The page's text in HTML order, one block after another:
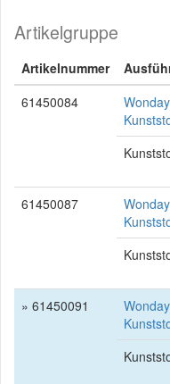
Artikelgruppe
Artikelnummer
61450084
61450087
» 61450091